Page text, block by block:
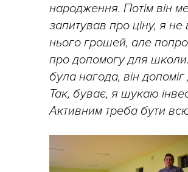
народження. Потім він
запитував про ціну, я не
нього грошей, але
про допомогу для
була нагода, він допоміг
Так, буває, я шукаю
Активним треба бути